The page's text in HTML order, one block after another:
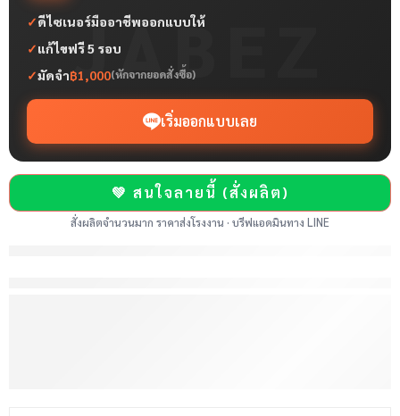
JABEZ
✓ดีไซเนอร์มืออาชีพออกแบบให้
✓แก้ไขฟรี 5 รอบ
✓มัดจำ฿1,000(หักจากยอดสั่งซื้อ)
เริ่มออกแบบเลย
💚 สนใจลายนี้ (สั่งผลิต)
สั่งผลิตจำนวนมาก ราคาส่งโรงงาน · บรีฟแอดมินทาง LINE